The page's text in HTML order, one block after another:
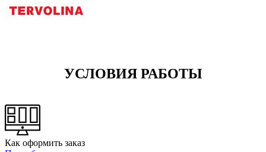
УСЛОВИЯ РАБОТЫ
Как оформить заказ